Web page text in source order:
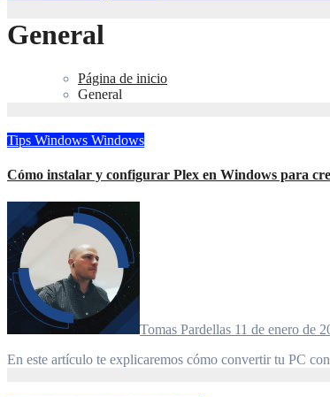
General
Página de inicio
General
Tips Windows Windows
Cómo instalar y configurar Plex en Windows para
Tomas Pardellas 11 de enero de
En este artículo te explicaremos cómo convertir tu PC